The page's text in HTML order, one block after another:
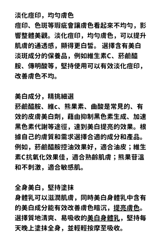
淡化痘印，均勻膚色
痘印、色斑等瑕疵會讓膚色看起來不均勻，影
響整體美觀。淡化痘印，均勻膚色，可以提升
肌膚的通透感，顯得更白皙。 選擇含有美白
淡斑成分的保養品，例如維生素C、菸鹼醯
胺、傳明酸等，堅持使用可以有效淡化痘印，
改善膚色不均。
美白成分，精挑細選
菸鹼醯胺、維c、熊果素、曲酸是常見的、有
效的皮膚美白劑，藉由抑制黑色素生成、加速
黑色素代謝等途徑，達到美白提亮的效果。根
據自己的膚質和需求選擇合適的成分和產品。
例如，菸鹼醯胺控油效果好，適合油皮；維生
素C抗氧化效果佳，適合熟齡肌膚；熊果苷溫
和不刺激，適合敏感肌。
全身美白，堅持塗抹
身體乳可以滋潤肌膚，同時美白身體乳中含有
的美白成分能有效改善膚色暗沉， 提亮膚色。
選擇質地清爽、易吸收的美白身體乳，堅持每
天晚上塗抹全身，並輕輕按摩至吸收。